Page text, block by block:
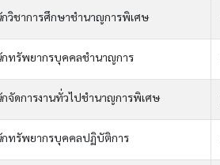
วิชาการศึกษาชำนาญการพิเศษ
ทรัพยากรบุคคลชำนาญการ
จัดการงานทั่วไปชำนาญการพิเศษ
ทรัพยากรบุคคลปฏิบัติการ